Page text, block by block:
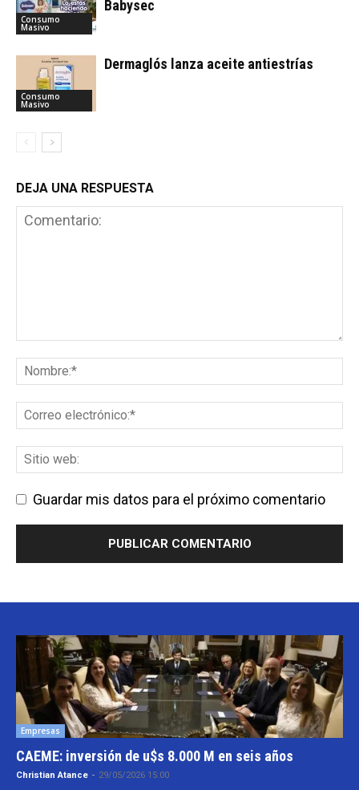
Consumo
Masivo
Babysec
Consumo
Masivo
Dermaglós lanza aceite antiestrías
DEJA UNA RESPUESTA
Guardar mis datos para el próximo comentario
Empresas
CAEME: inversión de u$s 8.000 M en seis años
Christian Atance - 29/05/2026 15:00